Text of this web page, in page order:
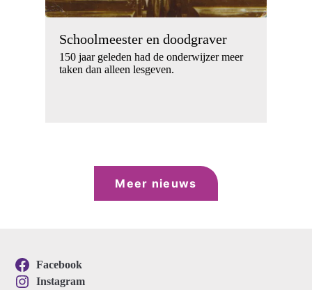
Schoolmeester en doodgraver
150 jaar geleden had de onderwijzer meer
taken dan alleen lesgeven.
Meer nieuws
Facebook
Instagram